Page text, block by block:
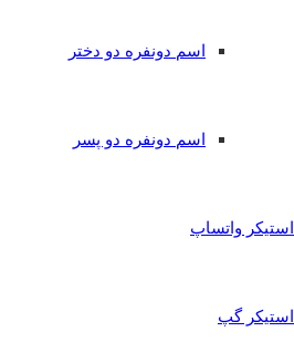
اسم دونفره دو دختر
اسم دونفره دو پسر
استیکر واتساپ
استیکر گپ